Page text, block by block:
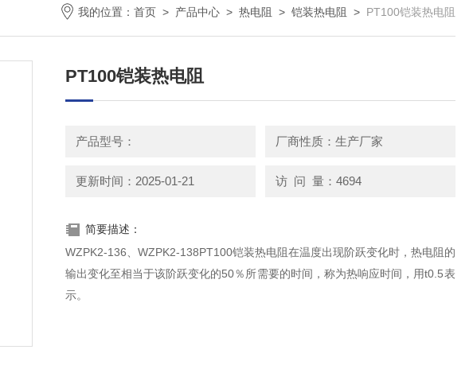
我的位置： 首页 > 产品中心 > 热电阻 > 铠装热电阻 > PT100铠装热电阻
PT100铠装热电阻
产品型号： 厂商性质：生产厂家
更新时间：2025-01-21 访 问 量：4694
简要描述：
WZPK2-136、WZPK2-138PT100铠装热电阻在温度出现阶跃变化时，热电阻的
输出变化至相当于该阶跃变化的50％所需要的时间，称为热响应时间，用t0.5表
示。